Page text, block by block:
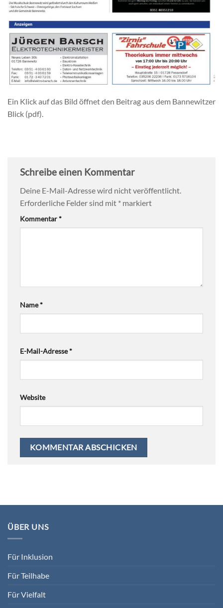
Ein Klick auf das Bild öffnet den Beitrag aus dem Bannewitzer
Blick (pdf).
Schreibe einen Kommentar
Deine E-Mail-Adresse wird nicht veröffentlicht.
Erforderliche Felder sind mit * markiert
Kommentar*
Name*
E-Mail-Adresse*
Website
ÜBER UNS
Für Inklusion
Für Teilhabe
Für Vielfalt